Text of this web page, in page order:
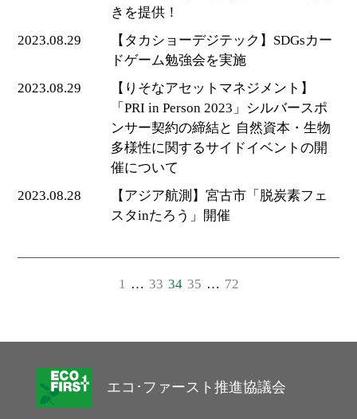
きを提供！
2023.08.29
【タカショーデジテック】SDGsカー
ドゲーム勉強会を実施
2023.08.29
【りそなアセットマネジメント】
「PRI in Person 2023」シルバースポ
ンサー契約の締結と 自然資本・生物
多様性に関するサイドイベントの開
催について
2023.08.28
【アジア航測】宮古市「脱炭素フェ
スタinたろう」開催
ビ
1 … 33 34 35 … 72
エコ･ファースト推進協議会